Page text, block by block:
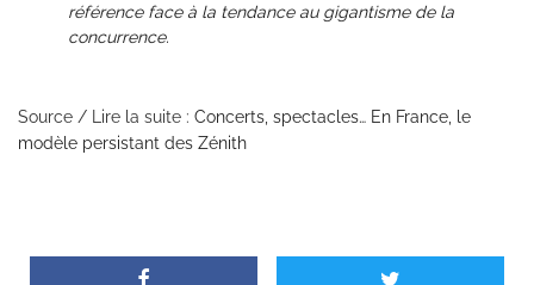
référence face à la tendance au gigantisme de la
concurrence.
Source / Lire la suite : Concerts, spectacles… En France, le
modèle persistant des Zénith